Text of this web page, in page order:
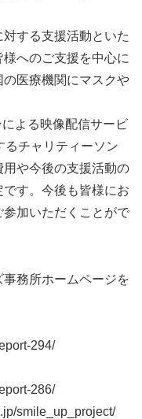
する支援活動といた
へのご支援を中心に
医療機関にマスクや
よる映像配信サービ
るチャリティーソン
や今後の支援活動の
す。今後も皆様にお
加いただくことがで
務所ホームページを
294/
286/
smile_up_project/